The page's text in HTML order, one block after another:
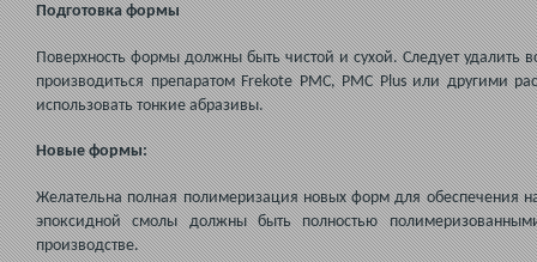
Подготовка формы
Поверхность формы должны быть чистой и сухой. Следует удалить
производиться препаратом Frekote PMC, PMC Plus или другими
использовать тонкие абразивы.
Новые формы:
Желательна полная полимеризация новых форм для обеспечения
эпоксидной смолы должны быть полностью
производстве.